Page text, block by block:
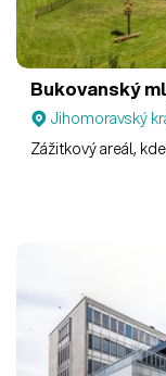
Bukovanský
Jihomoravský
Zážitkový areál,